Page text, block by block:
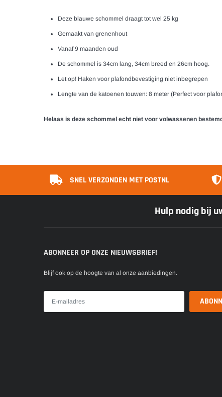
Deze blauwe schommel draagt tot wel 25 kg
Gemaakt van grenenhout
Vanaf 9 maanden oud
De schommel is 34cm lang, 34cm breed en 26cm hoog.
Let op! Haken voor plafondbevestiging niet inbegrepen
Lengte van de katoenen touwen: 8 meter (Perfect voor
Helaas is deze schommel echt niet voor volwassenen
SNEL VERZONDEN MET POSTNL
Hulp nodig bij
ABONNEER OP ONZE NIEUWSBRIEF!
Blijf ook op de hoogte van al onze aanbiedingen.